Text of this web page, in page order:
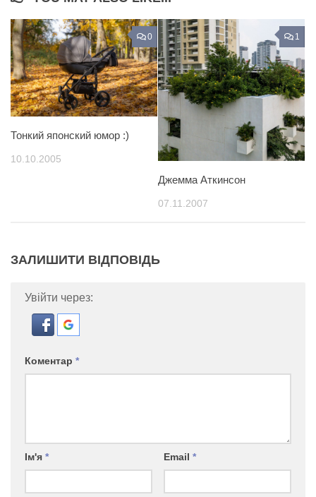
0
Тонкий японский юмор :)
10.10.2005
1
Джемма Аткинсон
07.11.2007
ЗАЛИШИТИ ВІДПОВІДЬ
Увійти через:
Коментар *
Ім'я * Email *